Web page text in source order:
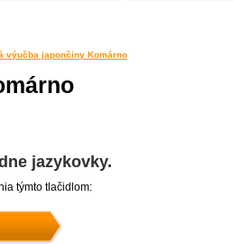
výučba japončiny Komárno
jazykovky.
týmto tlačidlom: